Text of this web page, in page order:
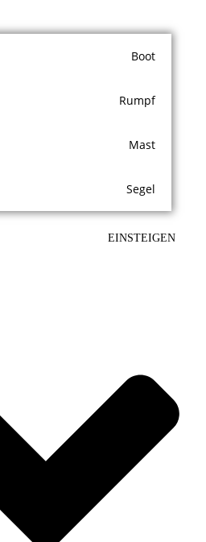
Boot
Rumpf
Mast
Segel
EINSTEIGEN